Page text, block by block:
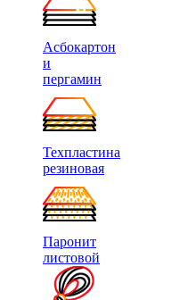
Асбокартон
и
пергамин
Техпластина
резиновая
Паронит
листовой